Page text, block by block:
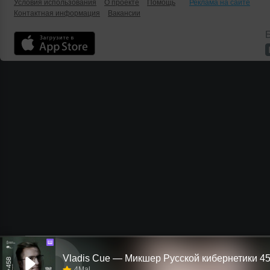
Условия использования
О проекте Помощь
Реклама на сайте
Контактная информация
Вакансии
Ш